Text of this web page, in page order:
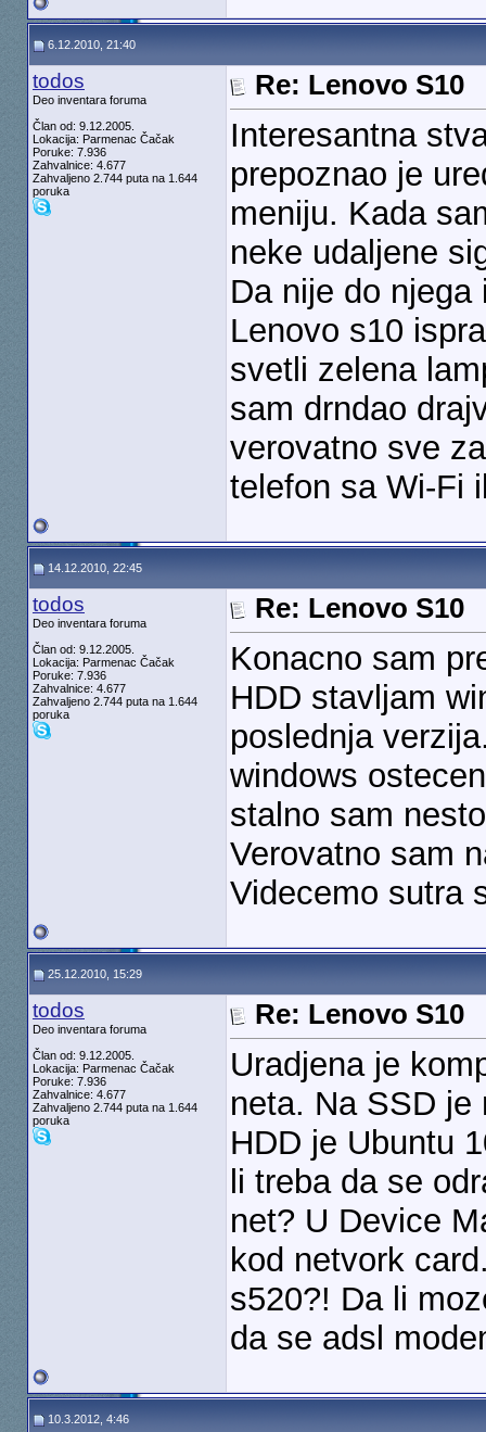
6.12.2010, 21:40
todos
Deo inventara foruma
Član od: 9.12.2005.
Lokacija: Parmenac Čačak
Poruke: 7.936
Zahvalnice: 4.677
Zahvaljeno 2.744 puta na 1.644
poruka
Re: Lenovo S10
Interesantna
prepoznao je
meniju. Kada
neke udaljene
Da nije do
Lenovo s10
svetli zelena
sam drndao
verovatno sve
telefon sa Wi-Fi
14.12.2010, 22:45
todos
Deo inventara foruma
Član od: 9.12.2005.
Lokacija: Parmenac Čačak
Poruke: 7.936
Zahvalnice: 4.677
Zahvaljeno 2.744 puta na 1.644
poruka
Re: Lenovo S10
Konacno sam
HDD stavljam
poslednja
windows
stalno sam
Verovatno sam
Videcemo sutra
25.12.2010, 15:29
todos
Deo inventara foruma
Član od: 9.12.2005.
Lokacija: Parmenac Čačak
Poruke: 7.936
Zahvalnice: 4.677
Zahvaljeno 2.744 puta na 1.644
poruka
Re: Lenovo S10
Uradjena je
neta. Na SSD
HDD je Ubuntu
li treba da se
net? U Device
kod netvork
s520?! Da li
da se adsl
10.3.2012, 4:46